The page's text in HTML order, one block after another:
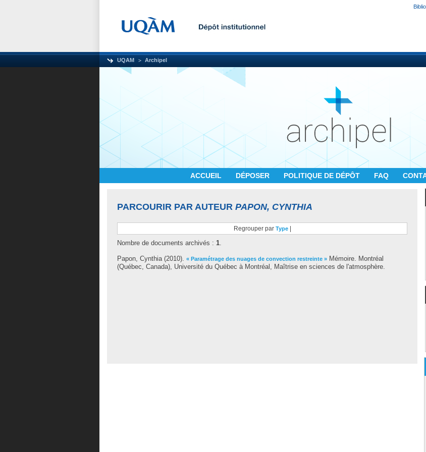
UQAM Archipel
ACCUEIL DÉPOSER POLITIQUE DE DÉPÔT FAQ
PARCOURIR PAR AUTEUR PAPON, CYNTHIA
Regrouper par Type
Nombre de documents archivés : 1.
Papon, Cynthia(2010). « Paramétrage des nuages de convection restreinte » Mémoire. Montréal
(Québec, Canada), Université du Québec à Montréal, Maîtrise en sciences de l'atmosphère.